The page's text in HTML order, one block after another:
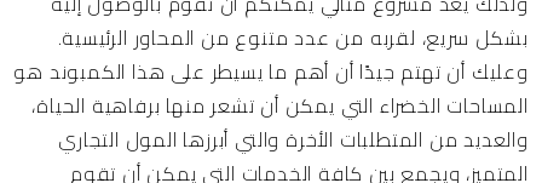
بشكل سريع، لقربه من عدد متنوع من المحاور الرئيسية.
وعليك أن تهتم جيدًا أن أهم ما يسيطر على هذا الكمبوند هو
المساحات الخضراء التي يمكن أن تشعر منها برفاهية الحياة،
والعديد من المتطلبات الأخرة والتي أبرزها المول التجاري
المتميز، ويجمع بين كافة الخدمات التي يمكن أن تقوم